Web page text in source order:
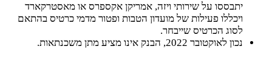
יתבססו על שירותי ויזה, אמריקן אקספרס או מאסטרקארד
ויכללו פעילות של מועדון הטבות ופטור מדמי כרטיס בהתאם
לסוג הכרטיס שייבחר.
נכון לאוקטובר 2022, הבנק אינו מציע מתן משכנתאות.